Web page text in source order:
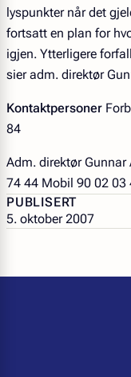
lyspunkter når det
fortsatt en plan for
igjen. Ytterligere
sier adm. direktør
Kontaktpersoner
84
Adm. direktør
74 44 Mobil 90 02 03
PUBLISERT
5. oktober 2007